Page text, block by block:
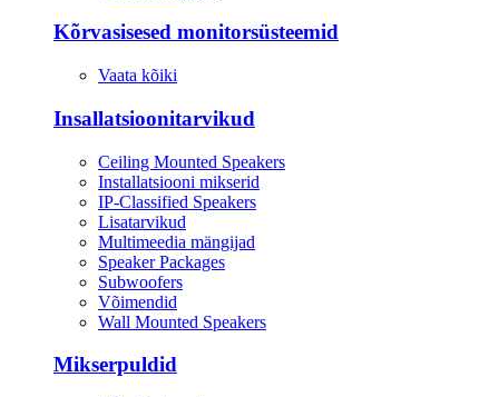
Kõrvasisesed monitorsüsteemid
Vaata kõiki
Insallatsioonitarvikud
Ceiling Mounted Speakers
Installatsiooni mikserid
IP-Classified Speakers
Lisatarvikud
Multimeedia mängijad
Speaker Packages
Subwoofers
Võimendid
Wall Mounted Speakers
Mikserpuldid